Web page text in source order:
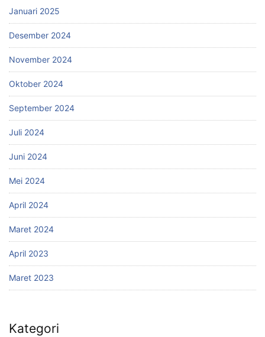
Januari 2025
Desember 2024
November 2024
Oktober 2024
September 2024
Juli 2024
Juni 2024
Mei 2024
April 2024
Maret 2024
April 2023
Maret 2023
Kategori